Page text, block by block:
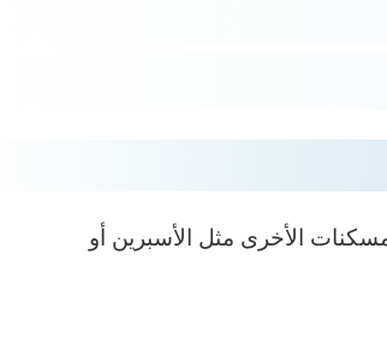
الأخرى مثل الأسبرين أو